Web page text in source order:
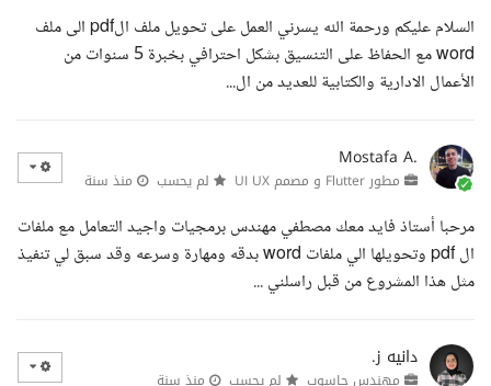
السلام عليكم ورحمة الله يسرني العمل على تحويل ملف الpdf الى ملف
word مع الحفاظ على التنسيق بشكل احترافي بخبرة 5 سنوات من
الأعمال الادارية والكتابية للعديد من ال...
Mostafa A.
مطور Flutter و مصمم UI UX لم يحسب منذ سنة
مرحبا أستاذ فايد معك مصطفي مهندس برمجيات واجيد التعامل مع ملفات
ال pdf وتحويلها الي ملفات word بدقه ومهارة وسرعه وقد سبق لي تنفيذ
مثل هذا المشروع من قبل راسلني ...
دانيه ز.
مهندس حاسوب لم يحسب منذ سنة